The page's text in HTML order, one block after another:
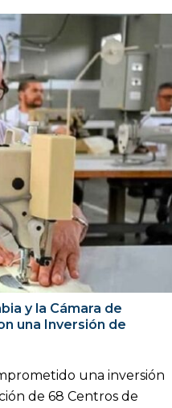
y la Cámara de
una Inversión de
una inversión
de 68 Centros de